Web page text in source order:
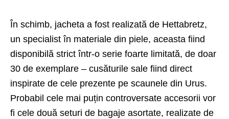
În schimb, jacheta a fost realizată de Hettabretz,
un specialist în materiale din piele, aceasta fiind
disponibilă strict într-o serie foarte limitată, de doar
30 de exemplare – cusăturile sale fiind direct
inspirate de cele prezente pe scaunele din Urus.
Probabil cele mai puțin controversate accesorii vor
fi cele două seturi de bagaje asortate, realizate de